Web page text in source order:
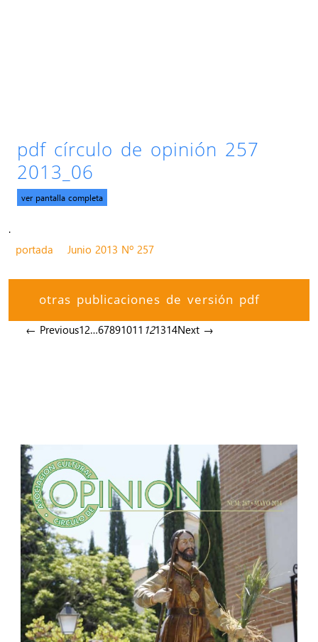
pdf círculo de opinión 257
2013_06
ver pantalla completa
.
portada
Junio 2013 Nº 257
otras publicaciones de versión pdf
← Previous12…67891011 121314Next →